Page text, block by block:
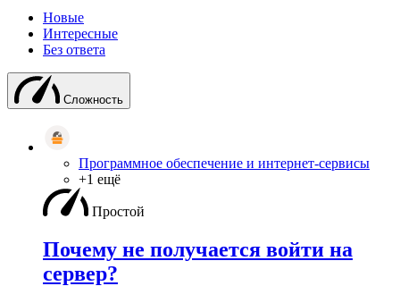
Новые
Интересные
Без ответа
Сложность
Программное обеспечение и интернет-сервисы
+1 ещё
Простой
Почему не получается войти на
сервер?